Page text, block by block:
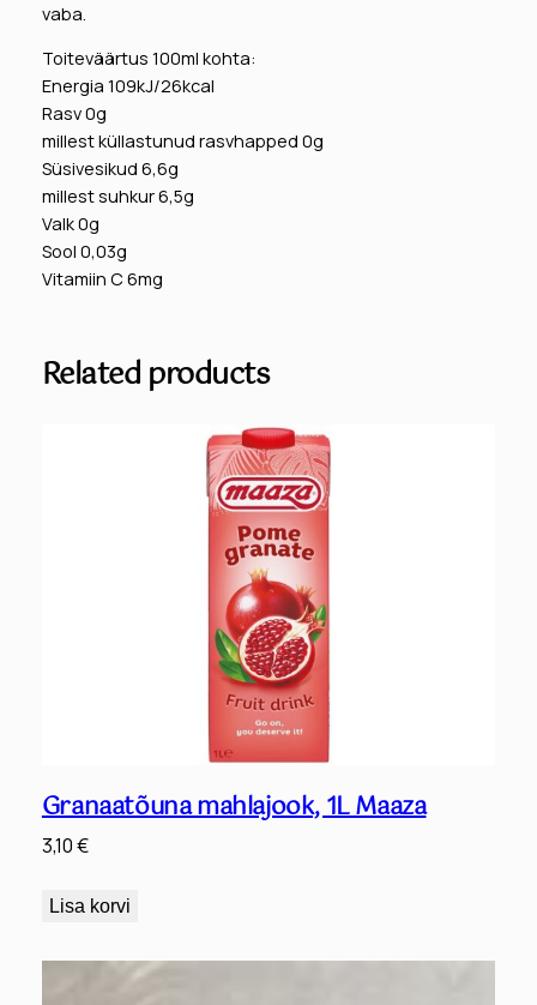
j
u
i
c
e
,
3
3
0
k
o
vaba.
Toiteväärtus 100ml kohta:
Energia 109kJ/26kcal
Rasv 0g
millest küllastunud rasvhapped 0g
Süsivesikud 6,6g
millest suhkur 6,5g
Valk 0g
Sool 0,03g
Vitamiin C 6mg
Related products
Granaatõuna mahlajook, 1L Maaza
3,10€
Lisa korvi